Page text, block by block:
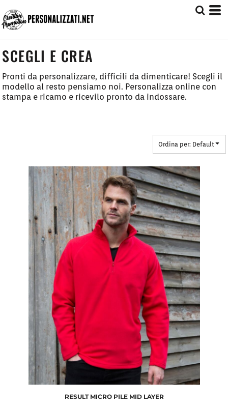
SCEGLI E CREA
Pronti da personalizzare, difficili da dimenticare! Scegli il
modello al resto pensiamo noi. Personalizza online con
stampa e ricamo e ricevilo pronto da indossare.
Ordina per: Default
RESULT MICRO PILE MID LAYER
Default
Prezzo: Dal più Basso
Prezzo: Dal più Alto
Date Added